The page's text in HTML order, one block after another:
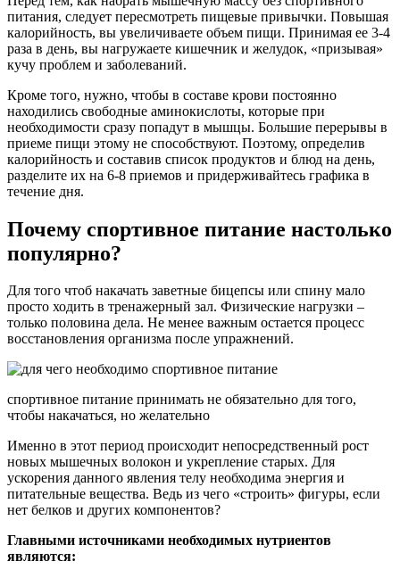
питания, следует пересмотреть пищевые привычки. Повышая
калорийность, вы увеличиваете объем пищи. Принимая ее 3-4
раза в день, вы нагружаете кишечник и желудок, «призывая»
кучу проблем и заболеваний.
Кроме того, нужно, чтобы в составе крови постоянно
находились свободные аминокислоты, которые при
необходимости сразу попадут в мышцы. Большие перерывы в
приеме пищи этому не способствуют. Поэтому, определив
калорийность и составив список продуктов и блюд на день,
разделите их на 6-8 приемов и придерживайтесь графика в
течение дня.
Почему спортивное питание настолько
популярно?
Для того чтоб накачать заветные бицепсы или спину мало
просто ходить в тренажерный зал. Физические нагрузки –
только половина дела. Не менее важным остается процесс
восстановления организма после упражнений.
спортивное питание принимать не обязательно для того,
чтобы накачаться, но желательно
Именно в этот период происходит непосредственный рост
новых мышечных волокон и укрепление старых. Для
ускорения данного явления телу необходима энергия и
питательные вещества. Ведь из чего «строить» фигуры, если
нет белков и других компонентов?
Главными источниками необходимых нутриентов
являются: